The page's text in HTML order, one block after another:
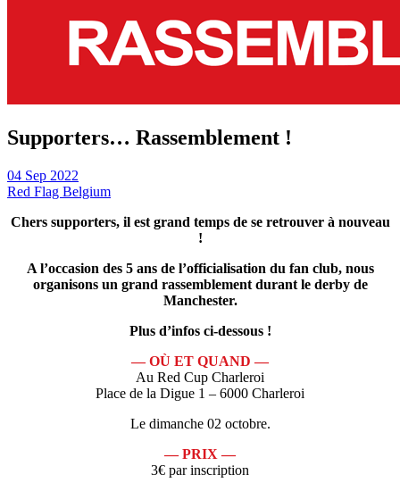
Supporters… Rassemblement !
04 Sep 2022
Red Flag Belgium
Chers supporters, il est grand temps de se retrouver à nouveau
!
A l’occasion des 5 ans de l’officialisation du fan club, nous
organisons un grand rassemblement durant le derby de
Manchester.
Plus d’infos ci-dessous !
— OÙ ET QUAND —
Au Red Cup Charleroi
Place de la Digue 1 – 6000 Charleroi
Le dimanche 02 octobre.
— PRIX —
3€ par inscription